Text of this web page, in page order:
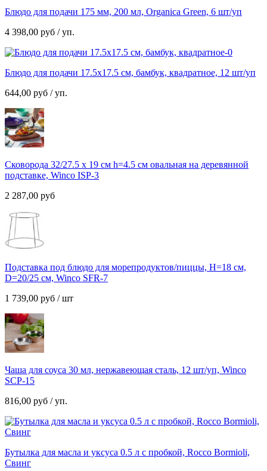
Блюдо для подачи 175 мм, 200 мл, Organica Green, 6 шт/уп
4 398,00 руб / уп.
Блюдо для подачи 17.5х17.5 см, бамбук, квадратное, 12 шт/уп
644,00 руб / уп.
Сковорода 32/27.5 х 19 см h=4.5 см овальная на деревянной
подставке, Winco ISP-3
2 287,00 руб
Подставка под блюдо для морепродуктов/пиццы, H=18 см,
D=20/25 см, Winco SFR-7
1 739,00 руб / шт
Чаша для соуса 30 мл, нержавеющая сталь, 12 шт/уп, Winco
SCP-15
816,00 руб / уп.
Бутылка для масла и уксуса 0.5 л с пробкой, Rocco Bormioli,
Свинг